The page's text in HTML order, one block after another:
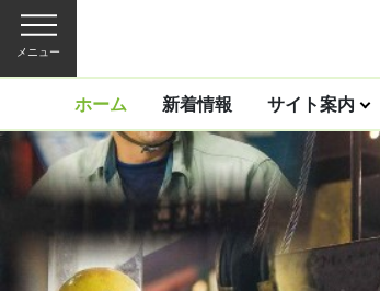
メニュー
ホーム 新着情報 サイト案内